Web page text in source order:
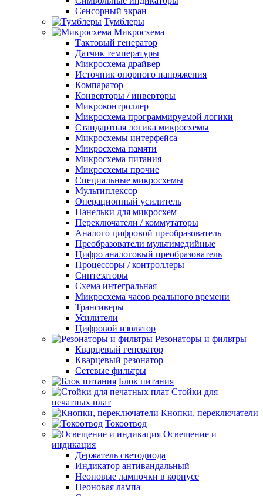
Сенсорный экран
Тумблеры
Микросхема
Тактовый генератор
Датчик температуры
Микросхема драйвер
Источник опорного напряжения
Компаратор
Конверторы / инверторы
Микроконтроллер
Микросхема программируемой логики
Стандартная логика микросхемы
Микросхемы интерфейса
Микросхема памяти
Микросхема питания
Микросхемы прочие
Специальные микросхемы
Мультиплексор
Операционный усилитель
Панельки для микросхем
Переключатели / коммутаторы
Аналого цифровой преобразователь
Преобразователи мультимедийные
Цифро аналоговый преобразователь
Процессоры / контроллеры
Синтезаторы
Схема интегральная
Микросхема часов реального времени
Трансиверы
Усилители
Цифровой изолятор
Резонаторы и фильтры
Кварцевый генератор
Кварцевый резонатор
Сетевые фильтры
Блок питания
Стойки для
печатных плат
Кнопки, переключатели
Токоотвод
Освещение и
индикация
Держатель светодиода
Индикатор антивандальный
Неоновые лампочки в корпусе
Неоновая лампа